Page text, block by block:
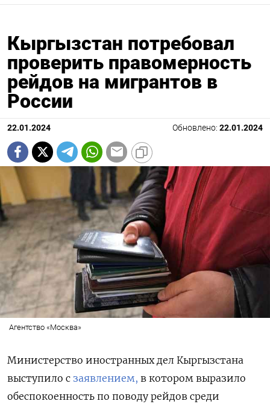
Кыргызстан потребовал
проверить правомерность
рейдов на мигрантов в
России
22.01.2024 Обновлено: 22.01.2024
Агентство «Москва»
Министерство иностранных дел Кыргызстана
выступило с заявлением, в котором выразило
обеспокоенность по поводу рейдов среди